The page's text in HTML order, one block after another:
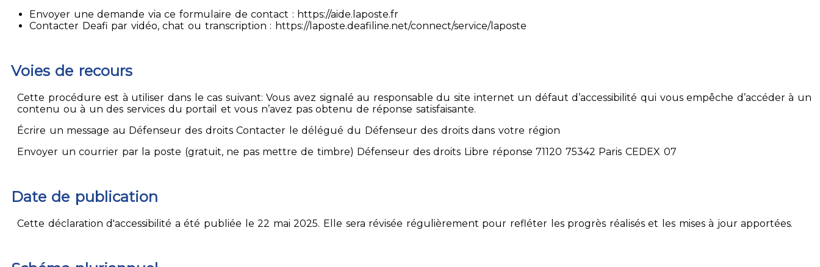
Envoyer une demande via ce formulaire de contact : https://aide.laposte.fr
Contacter Deafi par vidéo, chat ou transcription : https://laposte.deafiline.net/connect/service/laposte
Voies de recours
Cette procédure est à utiliser dans le cas suivant: Vous avez signalé au responsable du site internet un défaut d’accessibilité qui vous empêche d’accéder à un
contenu ou à un des services du portail et vous n’avez pas obtenu de réponse satisfaisante.
Écrire un message au Défenseur des droits Contacter le délégué du Défenseur des droits dans votre région
Envoyer un courrier par la poste (gratuit, ne pas mettre de timbre) Défenseur des droits Libre réponse 71120 75342 Paris CEDEX 07
Date de publication
Cette déclaration d'accessibilité a été publiée le 22 mai 2025. Elle sera révisée régulièrement pour refléter les progrès réalisés et les mises à jour apportées.